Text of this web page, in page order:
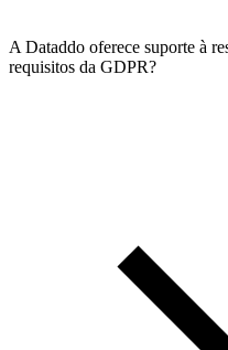
A Dataddo oferece suporte à
requisitos da GDPR?